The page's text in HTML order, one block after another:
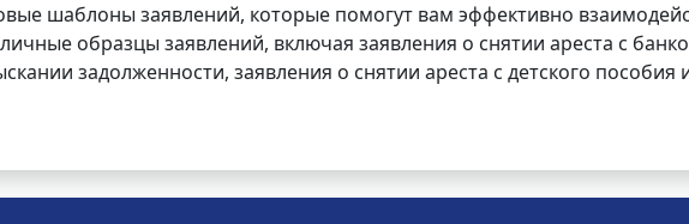
шаблоны заявлений, которые помогут вам эффективно
образцы заявлений, включая заявления о снятии ареста с
задолженности, заявления о снятии ареста с детского пособия